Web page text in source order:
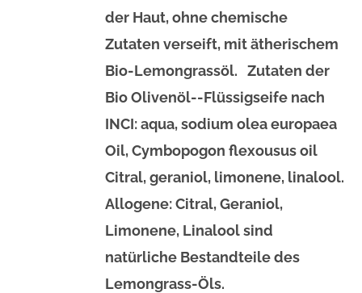
der Haut, ohne chemische
Zutaten verseift, mit ätherischem
Bio-Lemongrassöl. Zutaten der
Bio Olivenöl--Flüssigseife nach
INCI: aqua, sodium olea europaea
Oil, Cymbopogon flexousus oil
Citral, geraniol, limonene, linalool.
Allogene: Citral, Geraniol,
Limonene, Linalool sind
natürliche Bestandteile des
Lemongrass-Öls.